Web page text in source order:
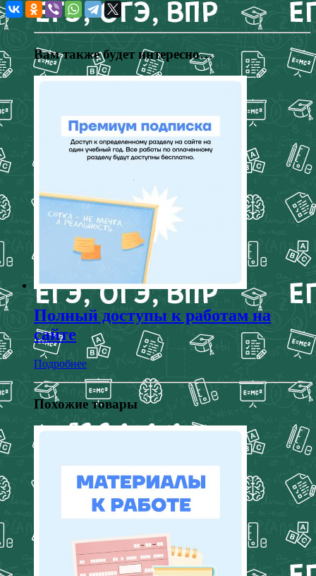
Вам также будет интересно…
Полный доступы к работам на
сайте
Подробнее
Похожие товары